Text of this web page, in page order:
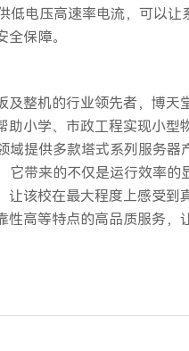
低电压高速率电流，可以
保障。
及整机的行业领先者，博
小学、市政工程实现小型
域提供多款塔式系列服务器
它带来的不仅是运行效率的
该校在最大程度上感受到
性高等特点的高品质服务，